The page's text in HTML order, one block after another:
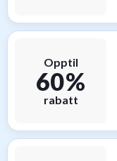
Opptil
60 %
rabatt
nybakte